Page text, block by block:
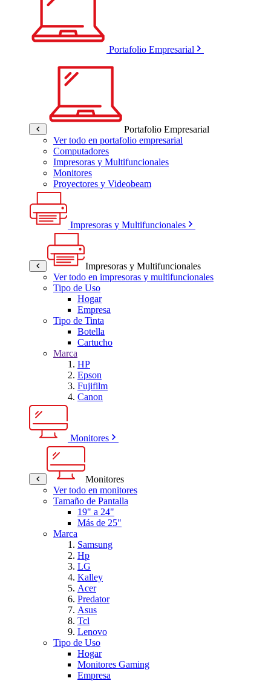
Portafolio Empresarial
Portafolio Empresarial
Ver todo en portafolio empresarial
Computadores
Impresoras y Multifuncionales
Monitores
Proyectores y Videobeam
Impresoras y Multifuncionales
Impresoras y Multifuncionales
Ver todo en impresoras y multifuncionales
Tipo de Uso
Hogar
Empresa
Tipo de Tinta
Botella
Cartucho
Marca
HP
Epson
Fujifilm
Canon
Monitores
Monitores
Ver todo en monitores
Tamaño de Pantalla
19" a 24"
Más de 25"
Marca
Samsung
Hp
LG
Kalley
Acer
Predator
Asus
Tcl
Lenovo
Tipo de Uso
Hogar
Monitores Gaming
Empresa